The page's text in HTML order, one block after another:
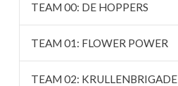
TEAM 00: DE HOPPERS
TEAM 01: FLOWER POWER
TEAM 02: KRULLENBRIGADE